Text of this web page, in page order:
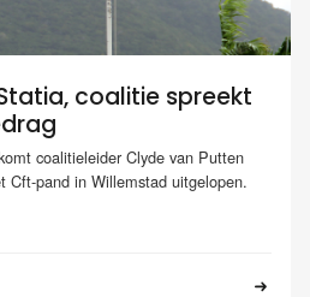
coalitie spreekt
coalitieleider Clyde van Putten
Cft-pand in Willemstad uitgelopen.